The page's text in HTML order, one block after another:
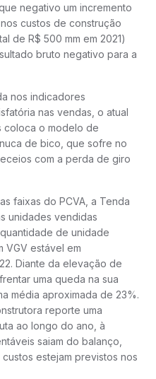
negativo um incremento
custos de construção
de R$ 500 mm em 2021)
bruto negativo para a
nos indicadores
nas vendas, o atual
coloca o modelo de
de bico, que sofre no
com a perda de giro
faixas do PCVA, a Tenda
unidades vendidas
de unidade
VGV estável em
Diante da elevação de
uma queda na sua
média aproximada de 23%.
reporte uma
ao longo do ano, à
saiam do balanço,
estejam previstos nos